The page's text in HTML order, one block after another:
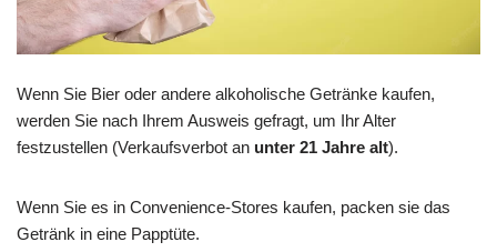
Wenn Sie Bier oder andere alkoholische Getränke kaufen,
werden Sie nach Ihrem Ausweis gefragt, um Ihr Alter
festzustellen (Verkaufsverbot an unter 21 Jahre alt).
Wenn Sie es in Convenience-Stores kaufen, packen sie das
Getränk in eine Papptüte.